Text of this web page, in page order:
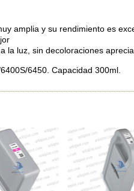
amplia y su rendimiento es
la luz, sin decoloraciones
6450. Capacidad 300ml.